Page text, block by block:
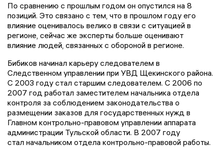
По сравнению с прошлым годом он опустился на 8
позиций. Это связано с тем, что в прошлом году его
влияние оценивалось велико в связи с ситуацией в
регионе, сейчас же эксперты больше оценивают
влияние людей, связанных с обороной в регионе.
Бибиков начинал карьеру следователем в
Следственном управлении при УВД Щекинского района.
С 2003 году стал старшим следователем. С 2006 по
2007 год работал заместителем начальника отдела
контроля за соблюдением законодательства о
размещении заказов для государственных нужд в
Главном контрольно-правовом управлении аппарата
администрации Тульской области. В 2007 году
стал начальником отдела контрольно-правовой работы.